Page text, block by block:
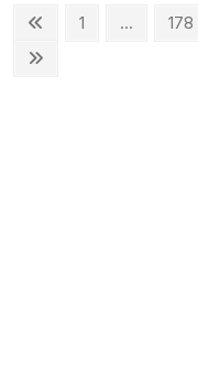
nami…
Stronicowanie
wpisów
Poprzednia
Page
1 … Page
178